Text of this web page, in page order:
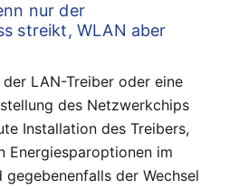
nur der
streikt, WLAN aber
LAN-Treiber oder eine
des Netzwerkchips
Installation des Treibers,
Energiesparoptionen im
gegebenenfalls der Wechsel